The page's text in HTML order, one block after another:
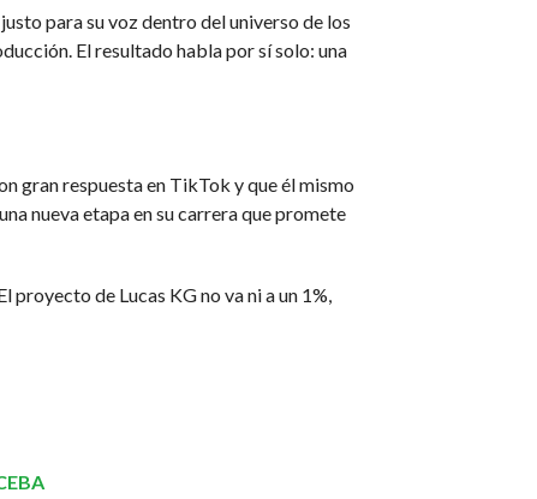
para su voz dentro del universo de los
El resultado habla por sí solo: una
gran respuesta en TikTok y que él mismo
nueva etapa en su carrera que promete
proyecto de Lucas KG no va ni a un 1%,